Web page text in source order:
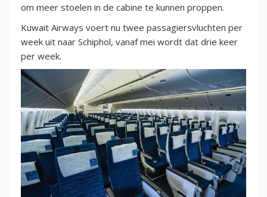
om meer stoelen in de cabine te kunnen proppen.
Kuwait Airways voert nu twee passagiersvluchten per
week uit naar Schiphol, vanaf mei wordt dat drie keer
per week.